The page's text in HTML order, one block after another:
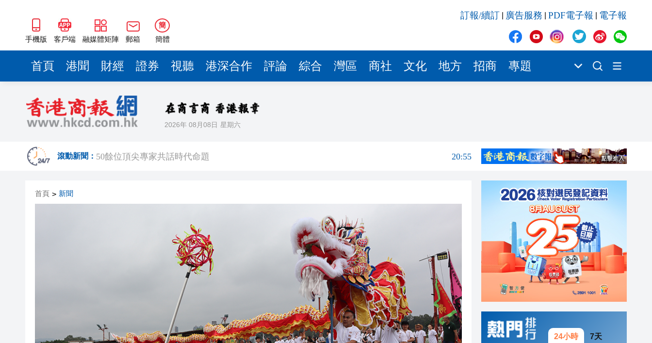
手機版 客戶端 融媒體矩陣 郵箱
簡
簡體
訂報/續訂 廣告服務 PDF電子報 電子報
首頁 港聞 財經 證券 視聽 港深合作 評論 綜合 灣區 商社 文化 地方 招商 專題
2026年 08月08日 星期六
滾動新聞：
海南澄邁文儒煥新升級 五組數據見證文儒沉香從傳統邁向現代
20:42
梁振英率港區全國政協委員考察團來瓊考察
2025年海南儋州以舊換新帶動消費約18億元
20:41
瀋陽鐵西校園閱讀活動解鎖閱讀新玩法
黎智英案｜吳良好：依法公正處理黎智英求情 罪證如山豈能妄想輕判
50餘位頂尖專家共話時代命題
20:55
山東26戶省屬國企去年合計營收2.58萬億 利潤總額近936億
瀋陽鐵西校園閱讀活動解鎖閱讀新玩法
黎智英案｜吳良好：依法公正處理黎智英求情 罪證如山豈能妄想輕判
21:08
騰出更多時間專注做好宏福苑火災獨立委員會工作 李家超暫停3項公職委任
21:04
50餘位頂尖專家共話時代命題
20:55
海南澄邁文儒煥新升級 五組數據見證文儒沉香從傳統邁向現代
20:42
首頁 > 新聞
24小時 7天